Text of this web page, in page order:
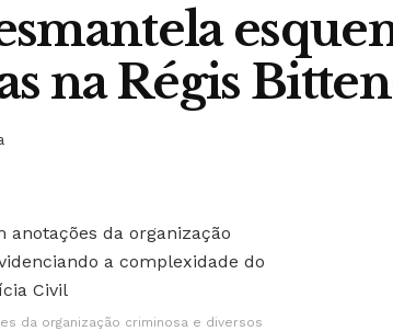
na Régis
da organização criminosa e diversos